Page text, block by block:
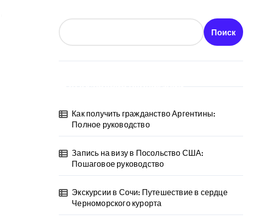
Поиск
Как получить гражданство Аргентины:
Полное руководство
Запись на визу в Посольство США:
Пошаговое руководство
Экскурсии в Сочи: Путешествие в сердце
Черноморского курорта